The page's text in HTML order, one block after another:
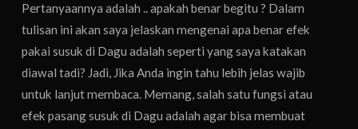
Pertanyaannya adalah .. apakah benar begitu ? Dalam
tulisan ini akan saya jelaskan mengenai apa benar efek
pakai susuk di Dagu adalah seperti yang saya katakan
diawal tadi? Jadi, Jika Anda ingin tahu lebih jelas wajib
untuk lanjut membaca. Memang, salah satu fungsi atau
efek pasang susuk di Dagu adalah agar bisa membuat